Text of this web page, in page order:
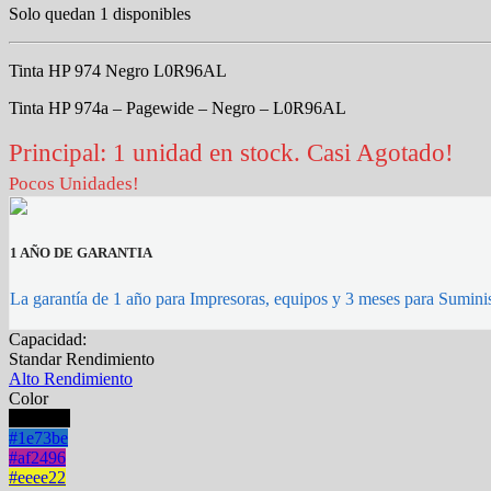
Solo quedan 1 disponibles
Tinta HP 974 Negro L0R96AL
Tinta HP 974a – Pagewide – Negro – L0R96AL
Principal: 1 unidad en stock. Casi Agotado!
Pocos Unidades!
1 AÑO DE GARANTIA
La garantía de 1 año para Impresoras, equipos y 3 meses para
Capacidad:
Standar Rendimiento
Alto Rendimiento
Color
#1e73be
#af2496
#eeee22